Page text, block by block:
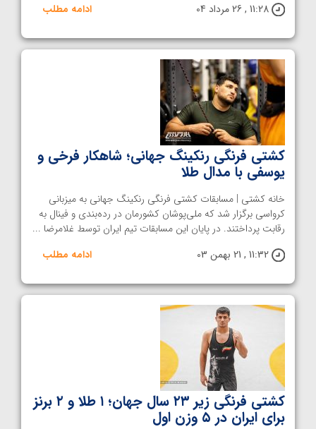
11:28 , 26 مرداد 04
ادامه مطلب
کشتی فرنگی رنکینگ جهانی؛ شاهکار فرخی و
یوسفی با مدال طلا
خانه کشتی | مسابقات کشتی فرنگی رنکینگ جهانی به میزبانی
کرواسی برگزار شد که ملی‌پوشان کشورمان در رده‌بندی و فینال به
رقابت پرداختند. در پایان این مسابقات تیم ایران توسط غلامرضا ...
11:32 , 21 بهمن 03
ادامه مطلب
کشتی فرنگی زیر ۲۳ سال جهان؛ ۱ طلا و ۲ برنز
برای ایران در ۵ وزن اول